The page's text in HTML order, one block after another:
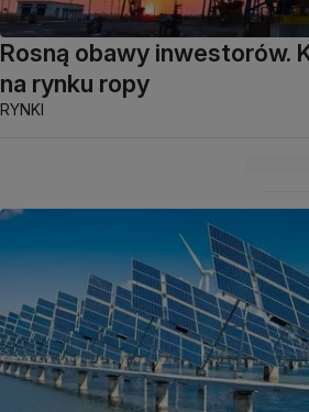
Rosną obawy inwestorów.
na rynku ropy
RYNKI